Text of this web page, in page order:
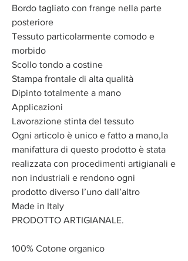
Bordo tagliato con frange nella parte
posteriore
Tessuto particolarmente comodo e
morbido
Scollo tondo a costine
Stampa frontale di alta qualità
Dipinto totalmente a mano
Applicazioni
Lavorazione stinta del tessuto
Ogni articolo è unico e fatto a mano,la
manifattura di questo prodotto è stata
realizzata con procedimenti artigianali e
non industriali e rendono ogni
prodotto diverso l’uno dall’altro
Made in Italy
PRODOTTO ARTIGIANALE.
100% Cotone organico